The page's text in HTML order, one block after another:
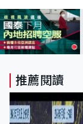
推薦閱讀